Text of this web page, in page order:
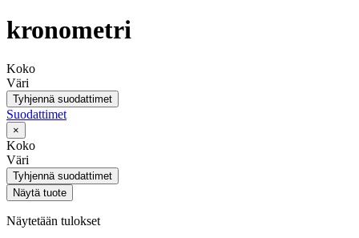
kronometri
Koko
Väri
Tyhjennä suodattimet
Suodattimet
×
Koko
Väri
Tyhjennä suodattimet
Näytä tuote
Näytetään tulokset